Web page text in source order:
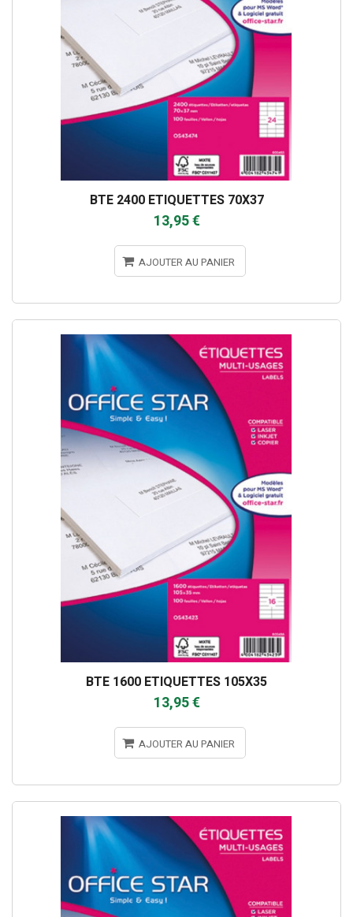
BTE 2400 ETIQUETTES 70X37
13,95 €
AJOUTER AU PANIER
BTE 1600 ETIQUETTES 105X35
13,95 €
AJOUTER AU PANIER